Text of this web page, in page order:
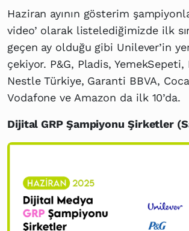
Haziran ayının gösterim
video’ olarak listelediğimizde ilk
geçen ay olduğu gibi Unilever’in
çekiyor. P&G, Pladis, YemekSepeti,
Nestle Türkiye, Garanti BBVA,
Vodafone ve Amazon da ilk 10’da.
Dijital GRP Şampiyonu Şirketler